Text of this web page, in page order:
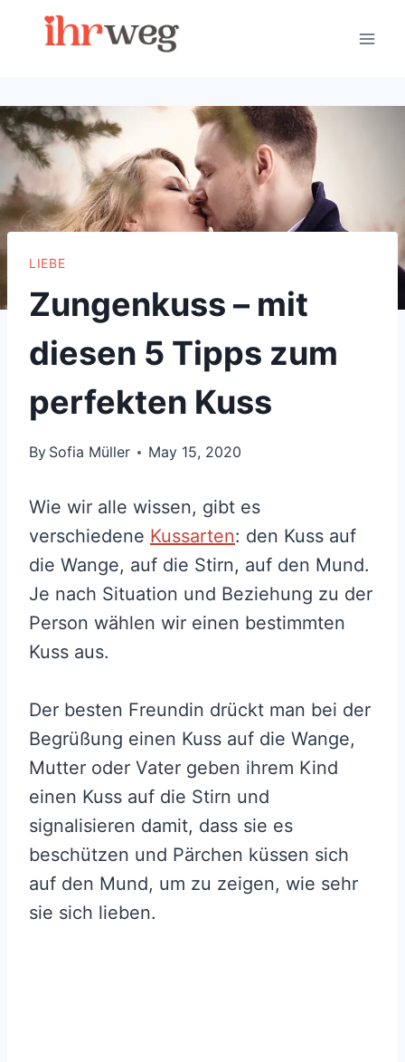
LIEBE
Zungenkuss – mit
diesen 5 Tipps zum
perfekten Kuss
By Sofia Müller May 15, 2020
Wie wir alle wissen, gibt es
verschiedene Kussarten: den Kuss auf
die Wange, auf die Stirn, auf den Mund.
Je nach Situation und Beziehung zu der
Person wählen wir einen bestimmten
Kuss aus.
Der besten Freundin drückt man bei der
Begrüßung einen Kuss auf die Wange,
Mutter oder Vater geben ihrem Kind
einen Kuss auf die Stirn und
signalisieren damit, dass sie es
beschützen und Pärchen küssen sich
auf den Mund, um zu zeigen, wie sehr
sie sich lieben.